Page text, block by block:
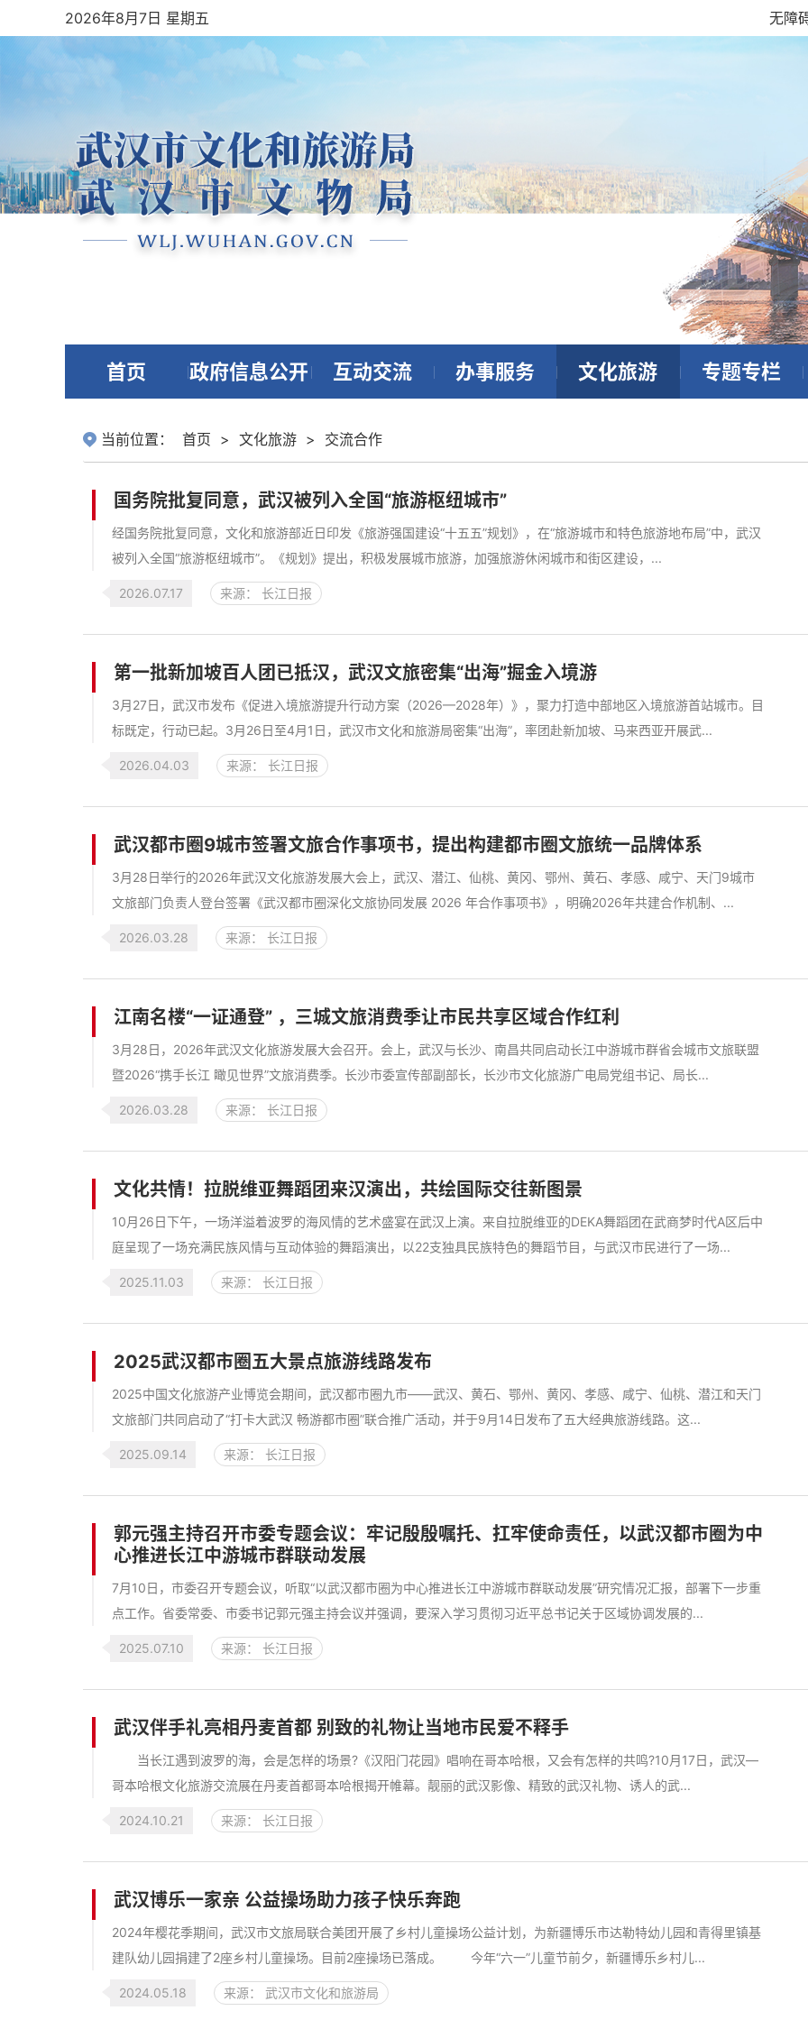
2026年8月7日 星期五 无障
首页 政府信息公开 互动交流 办事服务 文化旅游 专题专栏
当前位置： 首页 > 文化旅游 > 交流合作
国务院批复同意，武汉被列入全国“旅游枢纽城市”
经国务院批复同意，文化和旅游部近日印发《旅游强国建设“十五五”规划》，在“旅游城市和特色旅游地布局”中，武汉
被列入全国“旅游枢纽城市”。《规划》提出，积极发展城市旅游，加强旅游休闲城市和街区建设，...
2026.07.17 来源： 长江日报
第一批新加坡百人团已抵汉，武汉文旅密集“出海”掘金入境游
3月27日，武汉市发布《促进入境旅游提升行动方案（2026—2028年）》，聚力打造中部地区入境旅游首站城市。目
标既定，行动已起。3月26日至4月1日，武汉市文化和旅游局密集“出海”，率团赴新加坡、马来西亚开展武...
2026.04.03 来源： 长江日报
武汉都市圈9城市签署文旅合作事项书，提出构建都市圈文旅统一品牌体系
3月28日举行的2026年武汉文化旅游发展大会上，武汉、潜江、仙桃、黄冈、鄂州、黄石、孝感、咸宁、天门9城市
文旅部门负责人登台签署《武汉都市圈深化文旅协同发展 2026 年合作事项书》，明确2026年共建合作机制、...
2026.03.28 来源： 长江日报
江南名楼“一证通登” ，三城文旅消费季让市民共享区域合作红利
3月28日，2026年武汉文化旅游发展大会召开。会上，武汉与长沙、南昌共同启动长江中游城市群省会城市文旅联盟
暨2026“携手长江 瞰见世界”文旅消费季。长沙市委宣传部副部长，长沙市文化旅游广电局党组书记、局长...
2026.03.28 来源： 长江日报
文化共情！拉脱维亚舞蹈团来汉演出，共绘国际交往新图景
10月26日下午，一场洋溢着波罗的海风情的艺术盛宴在武汉上演。来自拉脱维亚的DEKA舞蹈团在武商梦时代A区后中
庭呈现了一场充满民族风情与互动体验的舞蹈演出，以22支独具民族特色的舞蹈节目，与武汉市民进行了一场...
2025.11.03 来源： 长江日报
2025武汉都市圈五大景点旅游线路发布
2025中国文化旅游产业博览会期间，武汉都市圈九市——武汉、黄石、鄂州、黄冈、孝感、咸宁、仙桃、潜江和天门
文旅部门共同启动了“打卡大武汉 畅游都市圈”联合推广活动，并于9月14日发布了五大经典旅游线路。这...
2025.09.14 来源： 长江日报
​郭元强主持召开市委专题会议：牢记殷殷嘱托、扛牢使命责任，以武汉都市圈为中
心推进长江中游城市群联动发展
7月10日，市委召开专题会议，听取“以武汉都市圈为中心推进长江中游城市群联动发展”研究情况汇报，部署下一步重
点工作。省委常委、市委书记郭元强主持会议并强调，要深入学习贯彻习近平总书记关于区域协调发展的...
2025.07.10 来源： 长江日报
武汉伴手礼亮相丹麦首都 别致的礼物让当地市民爱不释手
当长江遇到波罗的海，会是怎样的场景?《汉阳门花园》唱响在哥本哈根，又会有怎样的共鸣?10月17日，武汉—
哥本哈根文化旅游交流展在丹麦首都哥本哈根揭开帷幕。靓丽的武汉影像、精致的武汉礼物、诱人的武...
2024.10.21 来源： 长江日报
武汉博乐一家亲 公益操场助力孩子快乐奔跑
2024年樱花季期间，武汉市文旅局联合美团开展了乡村儿童操场公益计划，为新疆博乐市达勒特幼儿园和青得里镇基
建队幼儿园捐建了2座乡村儿童操场。目前2座操场已落成。 今年“六一”儿童节前夕，新疆博乐乡村儿...
2024.05.18 来源： 武汉市文化和旅游局